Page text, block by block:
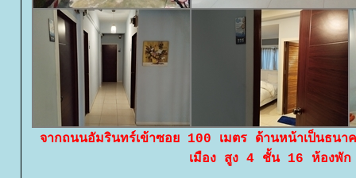
จากถนนอัมรินทร์เข้าซอย 100 เมตร ด้านหน้าเป็นธน
เมือง สูง 4 ชั้น 16 ห้องพัก